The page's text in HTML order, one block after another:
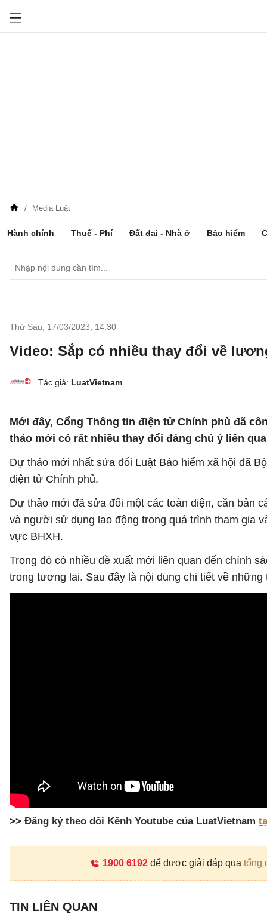
Media Luật
Hành chính Thuế - Phí Đất đai - Nhà ở Bảo hiểm
Thứ Sáu, 17/03/2023 14:30
Video: Sắp có nhiều thay đổi về
Tác giả: LuatVietnam
Mới đây, Cổng Thông tin điện tử Chính phủ đã
thảo mới có rất nhiều thay đổi đáng chú ý liên
Dự thảo mới nhất sửa đổi Luật Bảo hiểm xã hội đã
điện tử Chính phủ.
Dự thảo mới đã sửa đổi một các toàn diện, căn bản
và người sử dụng lao động trong quá trình tham gia
vực BHXH.
Trong đó có nhiều đề xuất mới liên quan đến chính
trong tương lai. Sau đây là nội dung chi tiết về
>> Đăng ký theo dõi Kênh Youtube của LuatVietnam
1900 6192để được giải đáp qua tổng
TIN LIÊN QUAN